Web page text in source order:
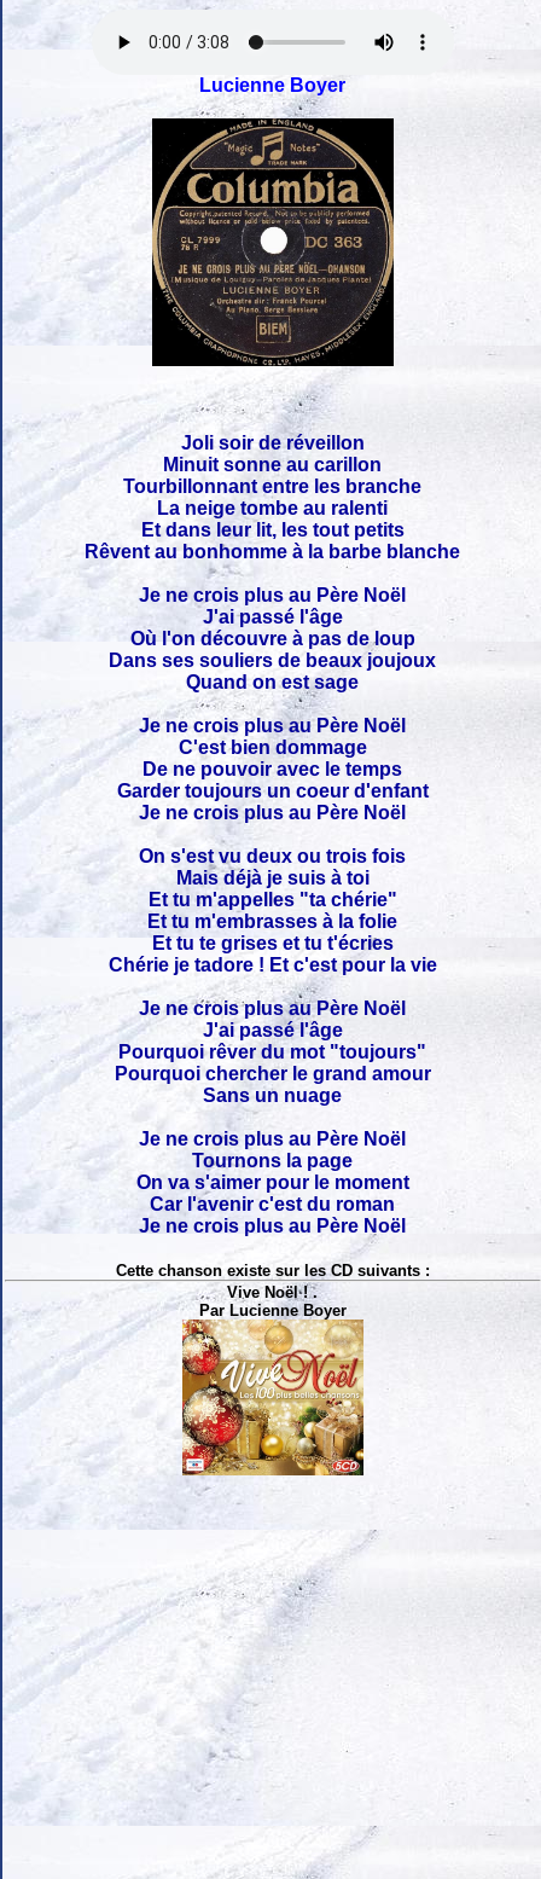
Lucienne Boyer
Joli soir de réveillon
Minuit sonne au carillon
Tourbillonnant entre les branche
La neige tombe au ralenti
Et dans leur lit, les tout petits
Rêvent au bonhomme à la barbe blanche
Je ne crois plus au Père Noël
J'ai passé l'âge
Où l'on découvre à pas de loup
Dans ses souliers de beaux joujoux
Quand on est sage
Je ne crois plus au Père Noël
C'est bien dommage
De ne pouvoir avec le temps
Garder toujours un coeur d'enfant
Je ne crois plus au Père Noël
On s'est vu deux ou trois fois
Mais déjà je suis à toi
Et tu m'appelles "ta chérie"
Et tu m'embrasses à la folie
Et tu te grises et tu t'écries
Chérie je tadore ! Et c'est pour la vie
Je ne crois plus au Père Noël
J'ai passé l'âge
Pourquoi rêver du mot "toujours"
Pourquoi chercher le grand amour
Sans un nuage
Je ne crois plus au Père Noël
Tournons la page
On va s'aimer pour le moment
Car l'avenir c'est du roman
Je ne crois plus au Père Noël
Cette chanson existe sur les CD suivants :
Vive Noël ! .
Par Lucienne Boyer